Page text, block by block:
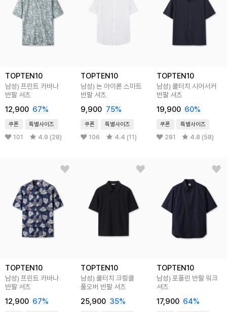
TOPTEN10
남성) 프린트 카바나
반팔 셔츠
12,900 67%
쿠폰 특별사이즈
101 4.9 (28)
TOPTEN10
남성) 논 아이론 스마트
반팔 셔츠
9,900 75%
쿠폰 특별사이즈
106 4.4 (11)
TOPTEN10
남성) 쿨터치 시어서커
반팔 셔츠
19,900 60%
쿠폰 특별사이즈
281 4.8 (58)
TOPTEN10
남성) 프린트 카바나
반팔 셔츠
12,900 67%
TOPTEN10
남성) 쿨터치 크링클
풀오버 반팔 셔츠
25,900 35%
TOPTEN10
남성) 포플린 반팔 워크
셔츠
17,900 64%